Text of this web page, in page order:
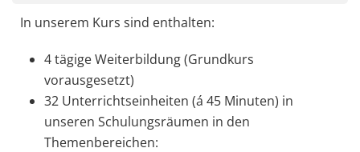
In unserem Kurs sind enthalten:
4 tägige Weiterbildung (Grundkurs
vorausgesetzt)
32 Unterrichtseinheiten (á 45 Minuten) in
unseren Schulungsräumen in den
Themenbereichen: